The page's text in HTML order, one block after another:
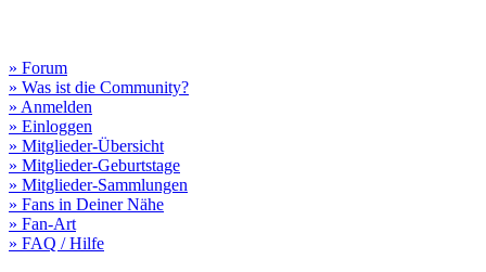
» Forum
» Was ist die Community?
» Anmelden
» Einloggen
» Mitglieder-Übersicht
» Mitglieder-Geburtstage
» Mitglieder-Sammlungen
» Fans in Deiner Nähe
» Fan-Art
» FAQ / Hilfe